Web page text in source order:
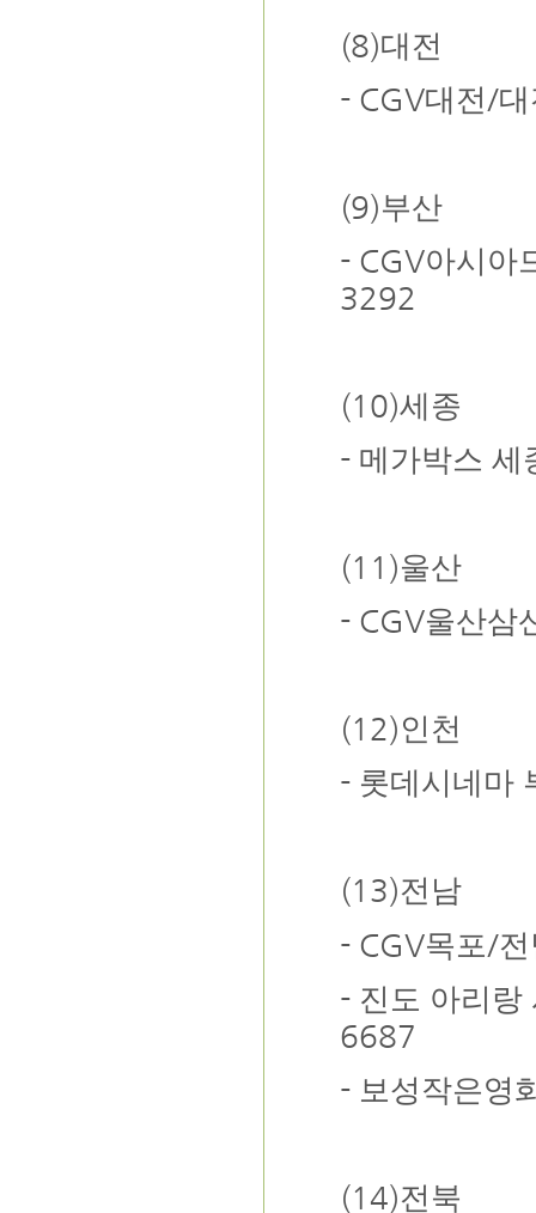
(8)대전
- CGV대전/
(9)부산
- CGV아시아
3292
(10)세종
- 메가박스 세
(11)울산
- CGV울산삼
(12)인천
- 롯데시네마
(13)전남
- CGV목포/
- 진도 아리랑
6687
- 보성작은영
(14)전북